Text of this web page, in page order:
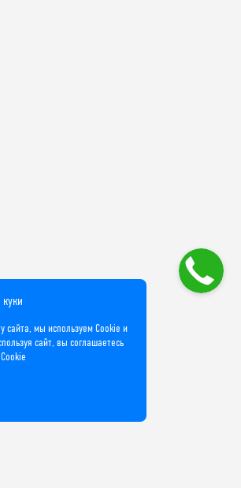
сайта, мы используем Cookie и
сайт, вы соглашаетесь